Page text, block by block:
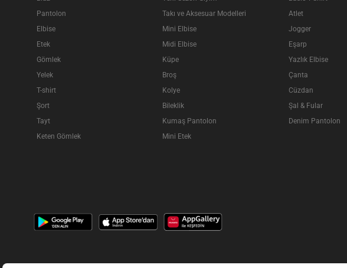
Pantolon
Elbise
Etek
Gömlek
Yelek
T-shirt
Şort
Tayt
Keten Gömlek
Takı ve Aksesuar Modelleri
Mini Elbise
Midi Elbise
Küpe
Broş
Kolye
Bileklik
Kumaş Pantolon
Mini Etek
Atlet
Jogger
Eşarp
Yazlık Elbise
Çanta
Cüzdan
Şal & Fular
Denim Pantolon